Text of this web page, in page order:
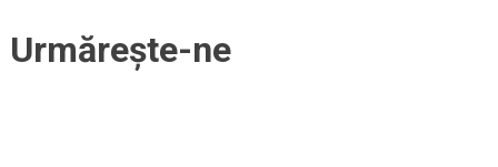
Urmărește-ne